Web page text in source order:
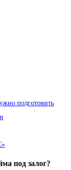
подготовить
под залог?